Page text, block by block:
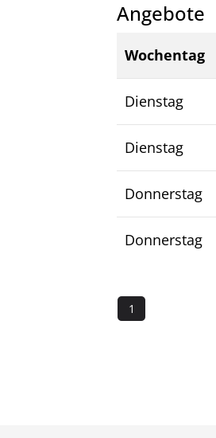
Angebote
Wochentag
Dienstag
Dienstag
Donnerstag
Donnerstag
1